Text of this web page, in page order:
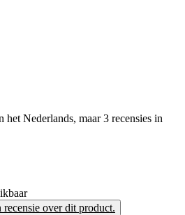
het Nederlands, maar 3 recensies in
recensie over dit product.